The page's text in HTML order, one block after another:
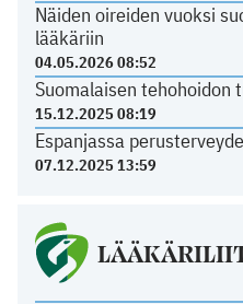
Näiden oireiden vuoksi
lääkäriin
04.05.2026 08:52
Suomalaisen tehohoidon
15.12.2025 08:19
Espanjassa
07.12.2025 13:59